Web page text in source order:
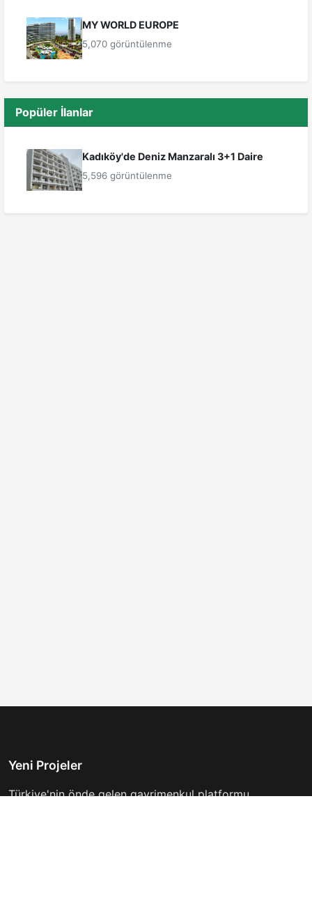
MY WORLD EUROPE
5,070 görüntülenme
Popüler İlanlar
Kadıköy'de Deniz Manzaralı 3+1 Daire
5,596 görüntülenme
Yeni Projeler
Türkiye'nin önde gelen gayrimenkul platformu.